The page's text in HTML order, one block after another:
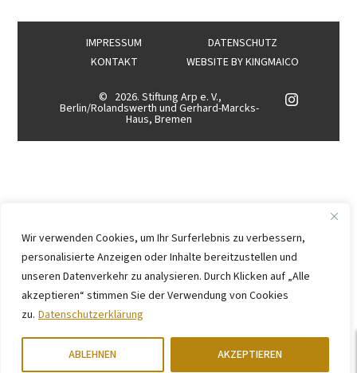
Wir verwenden Cookies, um Ihr Surferlebnis zu verbessern,
personalisierte Anzeigen oder Inhalte bereitzustellen und
unseren Datenverkehr zu analysieren. Durch Klicken auf „Alle
akzeptieren“ stimmen Sie der Verwendung von Cookies
zu. Datenschutzerklärung
ABLEHNEN AKZEPTIEREN
IMPRESSUM
DATENSCHUTZ
KONTAKT
WEBSITE BYKINGMAICO
© 2026. Stiftung Arp e. V.,
Berlin/Rolandswerth und Gerhard-Marcks-
Haus, Bremen